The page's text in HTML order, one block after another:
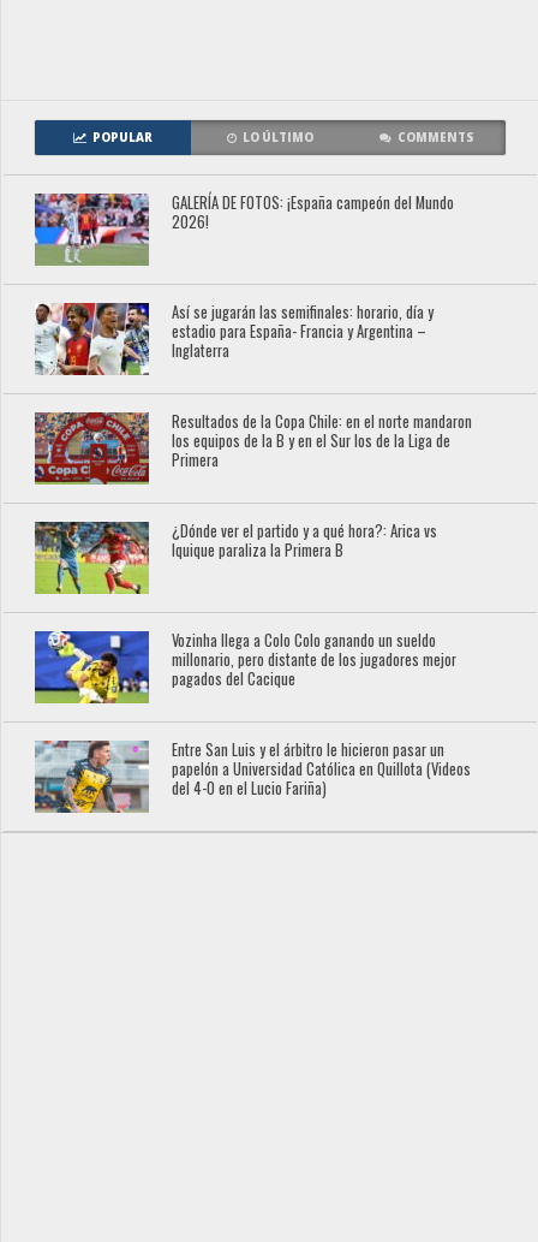
POPULAR LO ÚLTIMO COMMENTS
GALERÍA DE FOTOS: ¡España campeón del Mundo
2026!
Así se jugarán las semifinales: horario, día y
estadio para España- Francia y Argentina –
Inglaterra
Resultados de la Copa Chile: en el norte mandaron
los equipos de la B y en el Sur los de la Liga de
Primera
¿Dónde ver el partido y a qué hora?: Arica vs
Iquique paraliza la Primera B
Vozinha llega a Colo Colo ganando un sueldo
millonario, pero distante de los jugadores mejor
pagados del Cacique
Entre San Luis y el árbitro le hicieron pasar un
papelón a Universidad Católica en Quillota (Videos
del 4-0 en el Lucio Fariña)